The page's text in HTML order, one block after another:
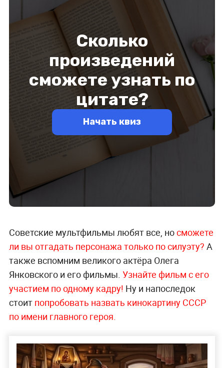
Советские мультфильмы любят все, носможете
ли вы отгадать персонажа только по силуэту? А
также вспомним великого актёра Олега
Янковского и его фильмы. Узнайте фильм с его
участием по одному кадру! Ну и напоследок
стоит попробовать назвать кинокартину СССР
по имени главного героя.